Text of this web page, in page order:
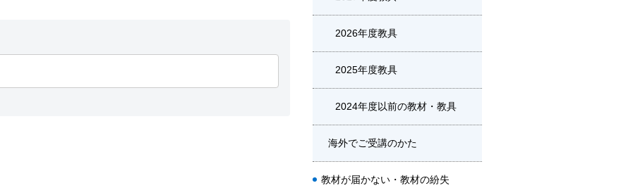
2026年度教具
2025年度教具
2024年度以前の教材・教具
海外でご受講のかた
教材が届かない・教材の紛失